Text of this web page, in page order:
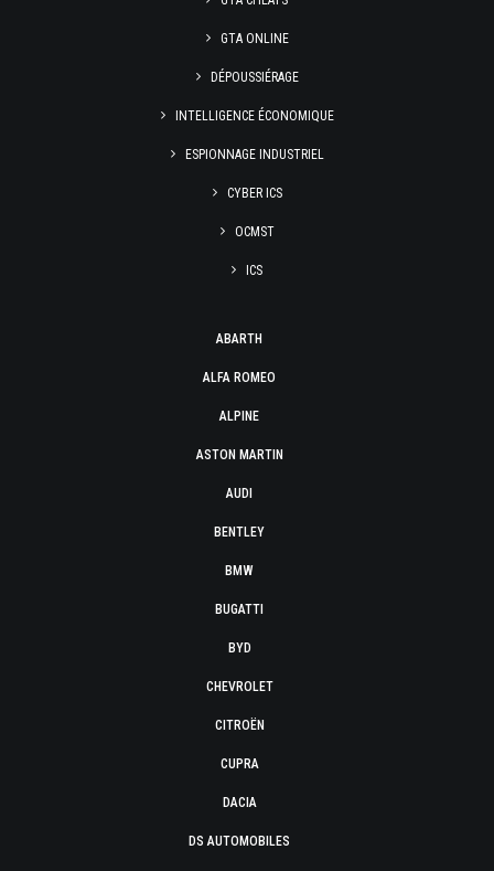
GTA ONLINE
DÉPOUSSIÉRAGE
INTELLIGENCE ÉCONOMIQUE
ESPIONNAGE INDUSTRIEL
CYBER ICS
OCMST
ICS
ABARTH
ALFA ROMEO
ALPINE
ASTON MARTIN
AUDI
BENTLEY
BMW
BUGATTI
BYD
CHEVROLET
CITROËN
CUPRA
DACIA
DS AUTOMOBILES